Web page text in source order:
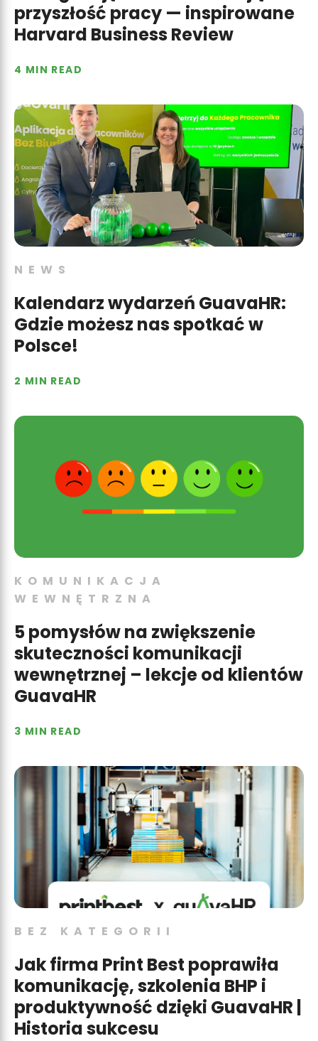
przyszłość pracy — inspirowane
Harvard Business Review
4 MIN READ
NEWS
Kalendarz wydarzeń GuavaHR:
Gdzie możesz nas spotkać w
Polsce!
2 MIN READ
KOMUNIKACJA
WEWNĘTRZNA
5 pomysłów na zwiększenie
skuteczności komunikacji
wewnętrznej – lekcje od klientów
GuavaHR
3 MIN READ
BEZ KATEGORII
Jak firma Print Best poprawiła
komunikację, szkolenia BHP i
produktywność dzięki GuavaHR |
Historia sukcesu